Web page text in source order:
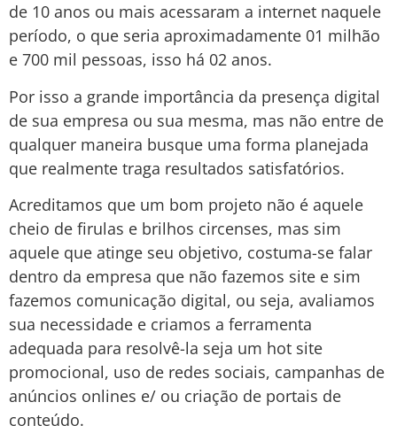
de 10 anos ou mais acessaram a internet naquele
período, o que seria aproximadamente 01 milhão
e 700 mil pessoas, isso há 02 anos.
Por isso a grande importância da presença digital
de sua empresa ou sua mesma, mas não entre de
qualquer maneira busque uma forma planejada
que realmente traga resultados satisfatórios.
Acreditamos que um bom projeto não é aquele
cheio de firulas e brilhos circenses, mas sim
aquele que atinge seu objetivo, costuma-se falar
dentro da empresa que não fazemos site e sim
fazemos comunicação digital, ou seja, avaliamos
sua necessidade e criamos a ferramenta
adequada para resolvê-la seja um hot site
promocional, uso de redes sociais, campanhas de
anúncios onlines e/ ou criação de portais de
conteúdo.